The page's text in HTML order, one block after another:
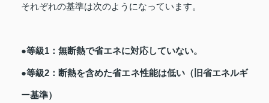
それぞれの基準は次のようになっています。
●等級1：無断熱で省エネに対応していない。
●等級2：断熱を含めた省エネ性能は低い（旧省エネルギ
ー基準）